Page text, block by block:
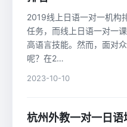
2019线上日语一对一机构
任务，而线上日语一对一
高语言技能。然而，面对
呢？在2…
2023-10-10
杭州外教一对一日